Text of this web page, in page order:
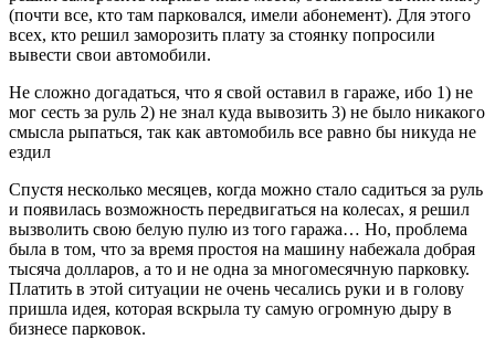
(почти все, кто там парковался, имели абонемент). Для этого
всех, кто решил заморозить плату за стоянку попросили
вывести свои автомобили.
Не сложно догадаться, что я свой оставил в гараже, ибо 1) не
мог сесть за руль 2) не знал куда вывозить 3) не было никакого
смысла рыпаться, так как автомобиль все равно бы никуда не
ездил
Спустя несколько месяцев, когда можно стало садиться за руль
и появилась возможность передвигаться на колесах, я решил
вызволить свою белую пулю из того гаража… Но, проблема
была в том, что за время простоя на машину набежала добрая
тысяча долларов, а то и не одна за многомесячную парковку.
Платить в этой ситуации не очень чесались руки и в голову
пришла идея, которая вскрыла ту самую огромную дыру в
бизнесе парковок.